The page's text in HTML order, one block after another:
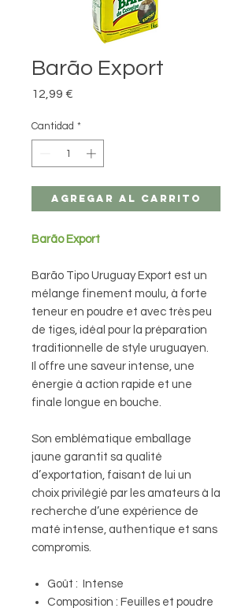
Barão Export
12,99 €
Cantidad *
Agregar al carrito
Barão Export
Barão Tipo Uruguay Export est un
mélange finement moulu, à forte
teneur en poudre et avec très peu
de tiges, idéal pour la préparation
traditionnelle de style uruguayen.
Il offre une saveur intense, une
énergie à action rapide et une
finale longue en bouche.
Son emblématique emballage
jaune garantit sa qualité
d’exportation, faisant de lui un
choix privilégié par les amateurs à la
recherche d’une expérience de
maté intense, authentique et sans
compromis.
Goût : Intense
Composition : Feuilles et poudre